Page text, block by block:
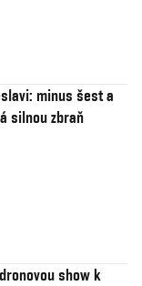
minus šest a
silnou zbraň
show k